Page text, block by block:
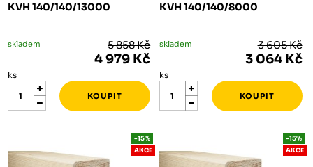
KVH 140/140/13000
skladem 5 858 Kč
4 979 Kč
ks
KVH 140/140/8000
skladem 3 605 Kč
3 064 Kč
ks
-15%
AKCE
-15%
AKCE